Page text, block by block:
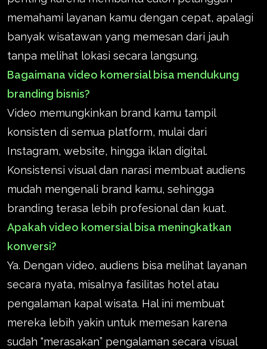
memahami layanan kamu dengan cepat, apalagi
banyak wisatawan yang memesan dari jauh
tanpa melihat lokasi secara langsung.
Bagaimana video komersial bisa mendukung
branding bisnis?
Video memungkinkan brand kamu tampil
konsisten di semua platform, mulai dari
Instagram, website, hingga iklan digital.
Konsistensi visual dan narasi membuat audiens
mudah mengenali brand kamu, sehingga
branding terasa lebih profesional dan kuat.
Apakah video komersial bisa meningkatkan
konversi?
Ya. Dengan video, audiens bisa melihat layanan
secara nyata, misalnya fasilitas hotel atau
pengalaman kapal wisata. Hal ini membuat
mereka lebih yakin untuk memesan karena
sudah “merasakan” pengalaman secara visual